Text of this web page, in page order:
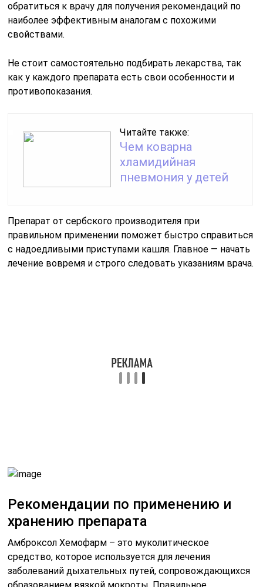
обратиться к врачу для получения рекомендаций по
наиболее эффективным аналогам с похожими
свойствами.
Не стоит самостоятельно подбирать лекарства, так
как у каждого препарата есть свои особенности и
противопоказания.
Читайте также:
Чем коварна
хламидийная
пневмония у детей
Препарат от сербского производителя при
правильном применении поможет быстро справиться
с надоедливыми приступами кашля. Главное — начать
лечение вовремя и строго следовать указаниям врача.
Рекомендации по применению и
хранению препарата
Амброксол Хемофарм – это муколитическое
средство, которое используется для лечения
заболеваний дыхательных путей, сопровождающихся